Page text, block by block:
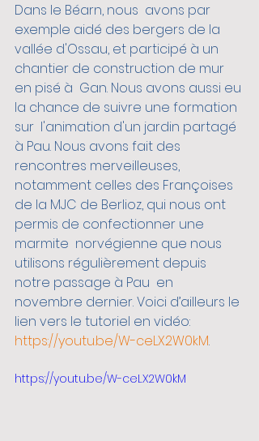
Dans le Béarn, nous  avons par
exemple aidé des bergers de la
vallée d'Ossau, et participé à un
chantier de construction de mur
en pisé à  Gan. Nous avons aussi eu
la chance de suivre une formation
sur  l'animation d'un jardin partagé
à Pau. Nous avons fait des
rencontres merveilleuses,
notamment celles des Françoises
de la MJC de Berlioz, qui nous ont
permis de confectionner une
marmite  norvégienne que nous
utilisons régulièrement depuis
notre passage à Pau  en
novembre dernier. Voici d’ailleurs le
lien vers le tutoriel en vidéo:
https://youtu.be/W-ceLX2W0kM.
https://youtu.be/W-ceLX2W0kM